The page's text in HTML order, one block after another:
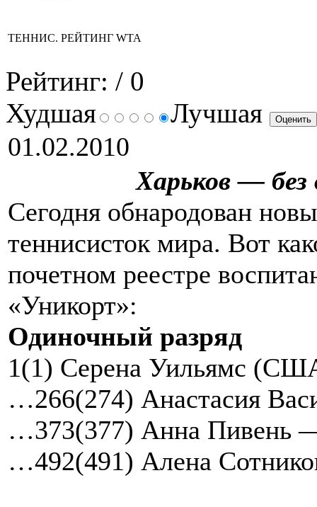
ТЕННИС. РЕЙТИНГ WTA
Рейтинг: / 0
Худшая
Лучшая
01.02.2010
Харьков —
Сегодня обнародован
теннисисток мира. Вот
почетном реестре
«Уникорт»:
Одиночный разряд
1(1) Серена Уильямс
…266(274) Анастасия
…373(377) Анна Пивень
…492(491) Алена